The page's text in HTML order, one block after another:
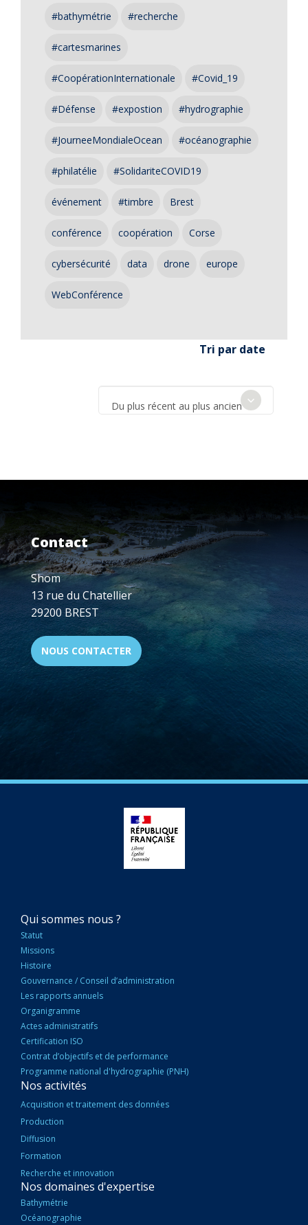
#bathymétrie #recherche
#cartesmarines
#CoopérationInternationale #Covid_19
#Défense #expostion #hydrographie
#JourneeMondialeOcean #océanographie
#philatélie #SolidariteCOVID19
événement #timbre Brest
conférence coopération Corse
cybersécurité data drone europe
WebConférence
Tri par date
Du plus récent au plus ancien
Contact
Shom
13 rue du Chatellier
29200 BREST
NOUS CONTACTER
NAVIGATION
PRINCIPALE
Qui sommes nous ?
Statut
Missions
Histoire
Gouvernance / Conseil d’administration
Les rapports annuels
Organigramme
Actes administratifs
Certification ISO
Contrat d’objectifs et de performance
Programme national d'hydrographie (PNH)
Nos activités
Acquisition et traitement des données
Production
Diffusion
Formation
Recherche et innovation
Nos domaines d'expertise
Bathymétrie
Océanographie